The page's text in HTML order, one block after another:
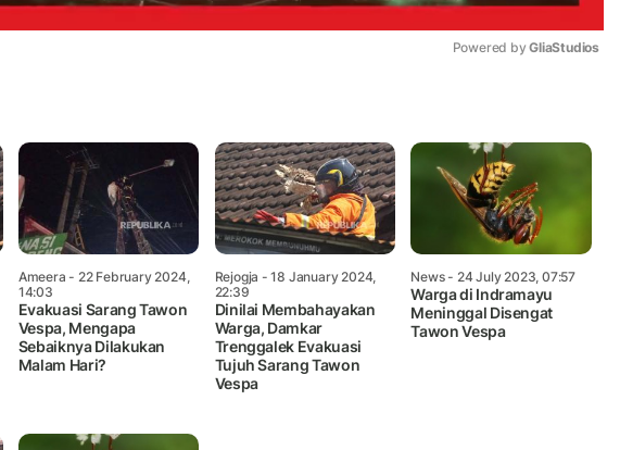
Powered by GliaStudios
Ameera - 22 February 2024,
14:03
Evakuasi Sarang Tawon
Vespa, Mengapa
Sebaiknya Dilakukan
Malam Hari?
Rejogja - 18 January 2024,
22:39
Dinilai Membahayakan
Warga, Damkar
Trenggalek Evakuasi
Tujuh Sarang Tawon
Vespa
News- 24 July 2023, 07:57
Warga di Indramayu
Meninggal Disengat
Tawon Vespa